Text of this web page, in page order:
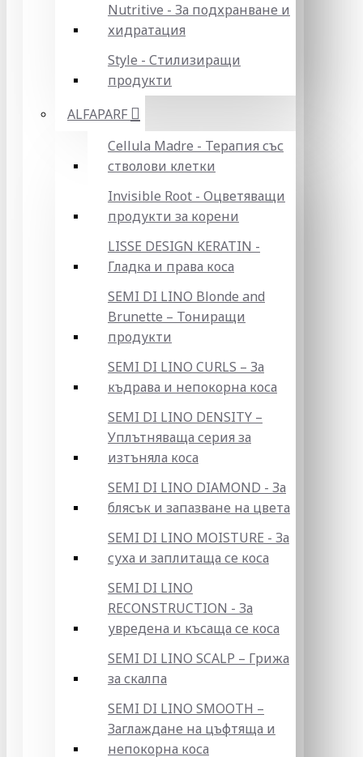
Nutritive - За подхранване и
хидратация
Style - Стилизиращи
продукти
ALFAPARF
Cellula Madre - Терапия със
стволови клетки
Invisible Root - Оцветяващи
продукти за корени
LISSE DESIGN KERATIN -
Гладка и права коса
SEMI DI LINO Blonde and
Brunette – Тониращи
продукти
SEMI DI LINO CURLS – За
къдрава и непокорна коса
SEMI DI LINO DENSITY –
Уплътняваща серия за
изтъняла коса
SEMI DI LINO DIAMOND - За
блясък и запазване на цвета
SEMI DI LINO MOISTURE - За
суха и заплитаща се коса
SEMI DI LINO
RECONSTRUCTION - За
увредена и късаща се коса
SEMI DI LINO SCALP – Грижа
за скалпа
SEMI DI LINO SMOOTH –
Заглаждане на цъфтяща и
непокорна коса